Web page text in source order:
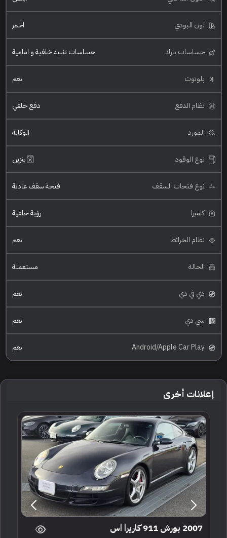
لون البودي احمر
حساسات بارك حساسات تنبيه خلفية و امامية
بلوتوث نعم
نظام الدفع دفع خلفي
المورد الوكالة
نوع الوقود بنزين
نوع فتحات السقف فتحة سقف عادية
كاميرا رؤية خلفية
نظام الخرائط نعم
الحالة مستعملة
دي في دي نعم
سي دي نعم
Android/Apple Car Play نعم
إعلانات أخرى
2007 بورش 911 كاريرا اس